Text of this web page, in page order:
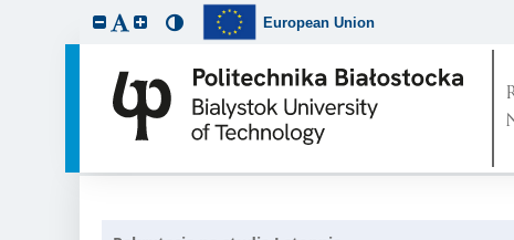
European Union